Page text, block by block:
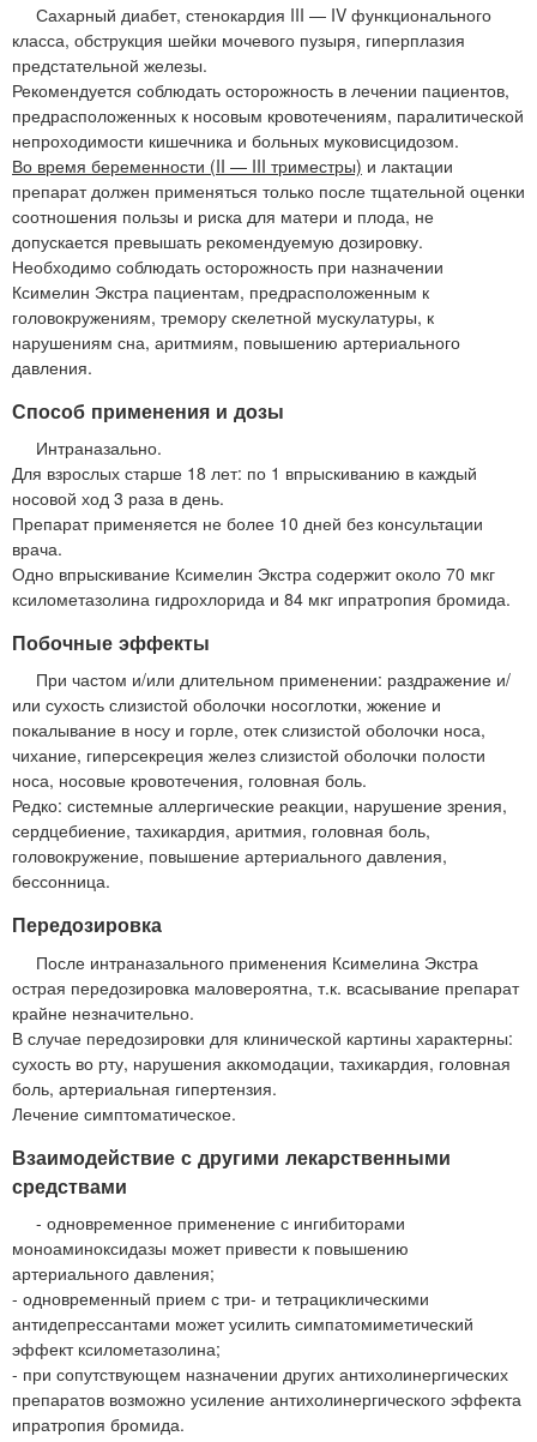
Сахарный диабет, стенокардия III — IV функционального
класса, обструкция шейки мочевого пузыря, гиперплазия
предстательной железы.
Рекомендуется соблюдать осторожность в лечении пациентов,
предрасположенных к носовым кровотечениям, паралитической
непроходимости кишечника и больных муковисцидозом.
Во время беременности (II — III триместры) и лактации
препарат должен применяться только после тщательной оценки
соотношения пользы и риска для матери и плода, не
допускается превышать рекомендуемую дозировку.
Необходимо соблюдать осторожность при назначении
Ксимелин Экстра пациентам, предрасположенным к
головокружениям, тремору скелетной мускулатуры, к
нарушениям сна, аритмиям, повышению артериального
давления.
Способ применения и дозы
Интраназально.
Для взрослых старше 18 лет: по 1 впрыскиванию в каждый
носовой ход 3 раза в день.
Препарат применяется не более 10 дней без консультации
врача.
Одно впрыскивание Ксимелин Экстра содержит около 70 мкг
ксилометазолина гидрохлорида и 84 мкг ипратропия бромида.
Побочные эффекты
При частом и/или длительном применении: раздражение и/
или сухость слизистой оболочки носоглотки, жжение и
покалывание в носу и горле, отек слизистой оболочки носа,
чихание, гиперсекреция желез слизистой оболочки полости
носа, носовые кровотечения, головная боль.
Редко: системные аллергические реакции, нарушение зрения,
сердцебиение, тахикардия, аритмия, головная боль,
головокружение, повышение артериального давления,
бессонница.
Передозировка
После интраназального применения Ксимелина Экстра
острая передозировка маловероятна, т.к. всасывание препарат
крайне незначительно.
В случае передозировки для клинической картины характерны:
сухость во рту, нарушения аккомодации, тахикардия, головная
боль, артериальная гипертензия.
Лечение симптоматическое.
Взаимодействие с другими лекарственными
средствами
- одновременное применение с ингибиторами
моноаминоксидазы может привести к повышению
артериального давления;
- одновременный прием с три- и тетрациклическими
антидепрессантами может усилить симпатомиметический
эффект ксилометазолина;
- при сопутствующем назначении других антихолинергических
препаратов возможно усиление антихолинергического эффекта
ипратропия бромида.